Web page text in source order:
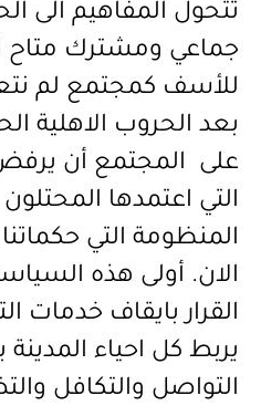
تتحول المفاهيم الى
جماعي ومشترك متاح
للأسف كمجتمع لم
بعد الحروب الاهلية
على المجتمع أن
التي اعتمدها
المنظومة التي
الان. أولى هذه
القرار بايقاف خدمات
يربط كل احياء
التواصل والتكافل